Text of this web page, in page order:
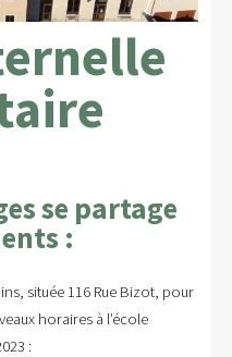
se partage
:
située 116 Rue Bizot, pour
horaires à l’école
: